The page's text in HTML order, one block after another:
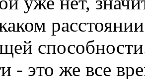
- это же все